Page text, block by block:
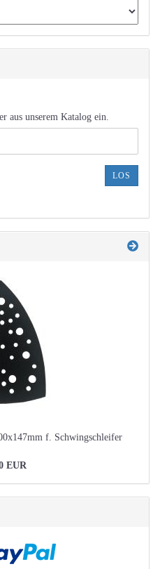
aus unserem Katalog ein.
LOS
f. Schwingschleifer
EUR